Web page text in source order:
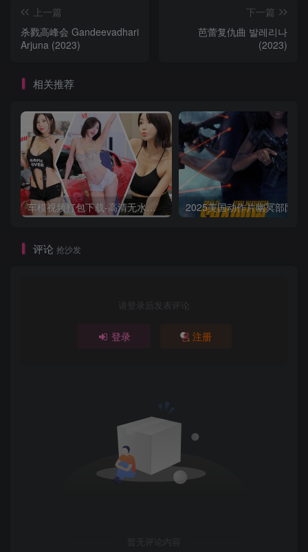
上一篇
杀戮高峰会 Gandeevadhari
Arjuna (2023)
下一篇
芭蕾复仇曲 발레리나
(2023)
相关推荐
车模视频打包下载-高清无水印版
评论 抢沙发
请登录后发表评论
登录 注册
暂无评论内容